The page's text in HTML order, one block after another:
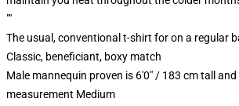
""
The usual, conventional t-shirt for on a regular
Classic, beneficiant, boxy match
Male mannequin proven is 6'0" / 183 cm tall
measurement Medium